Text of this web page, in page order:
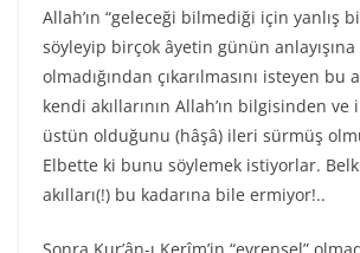
Allah’ın “geleceği bilmediği için yanlış
söyleyip birçok âyetin günün
olmadığından çıkarılmasını isteyen bu
kendi akıllarının Allah’ın bilgisinden
üstün olduğunu (hâşâ) ileri sürmüş
Elbette ki bunu söylemek istiyorlar.
akılları(!) bu kadarına bile ermiyor!..